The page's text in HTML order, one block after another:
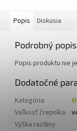
Popis Diskusia
Podrobný popis
Popis produktu nie
Dodatočné
Kategória:
Veľkosť črepníka:
Výška rastliny: